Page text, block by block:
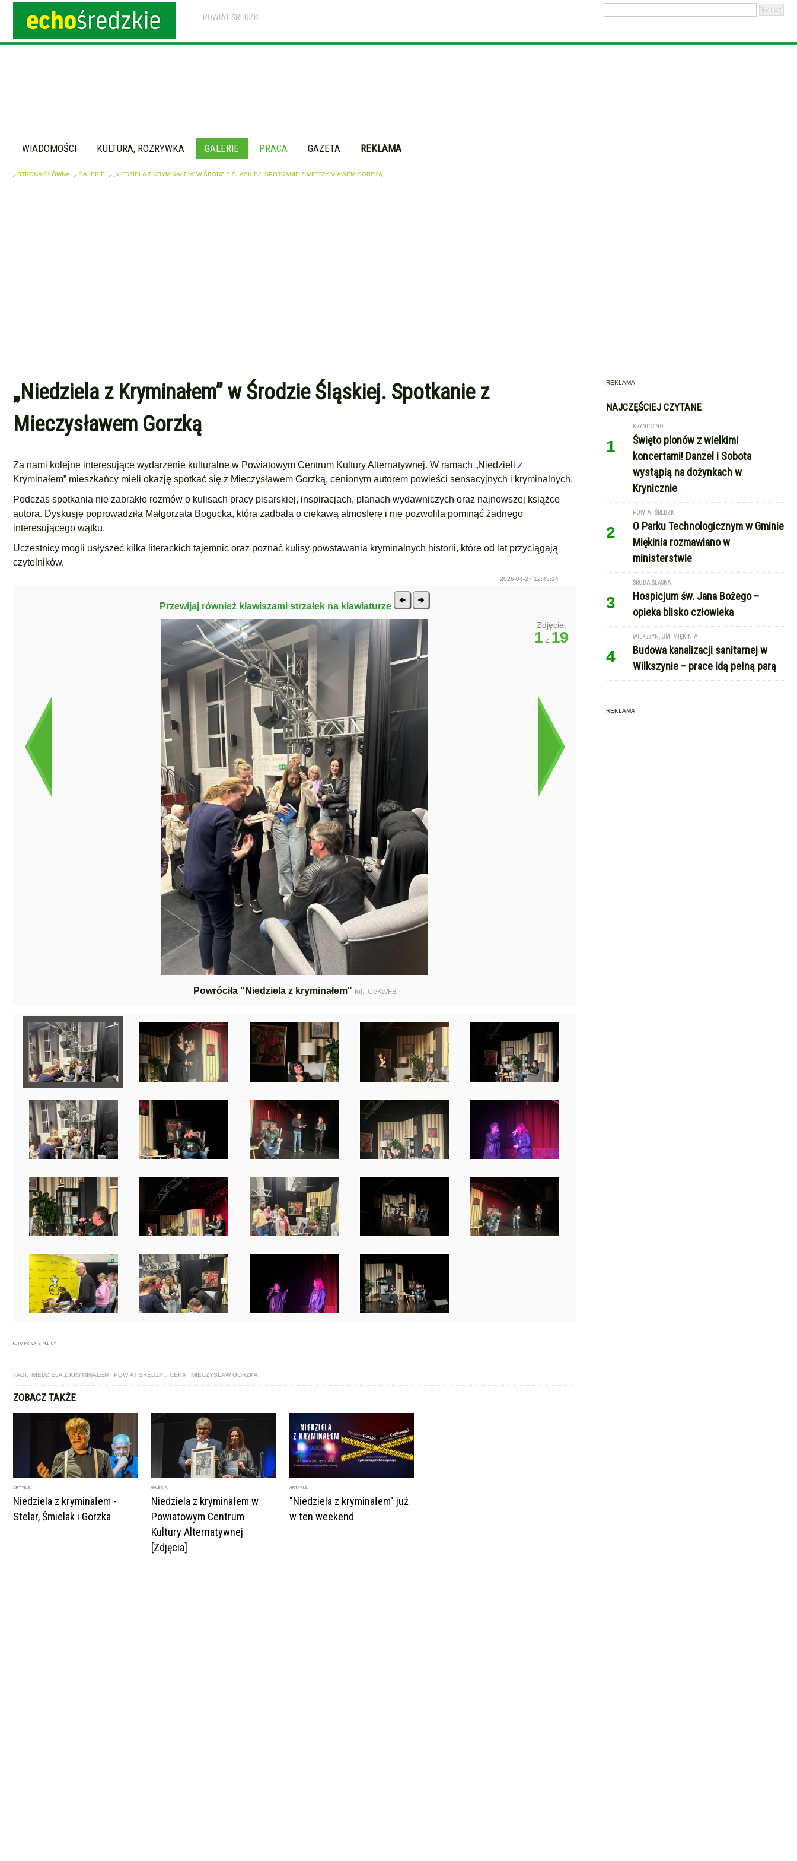
POWIAT ŚREDZKI
WIADOMOŚCI KULTURA, ROZRYWKA GALERIE PRACA GAZETA REKLAMA
STRONA GŁÓWNA GALERIE „NIEDZIELA Z KRYMINAŁEM” W ŚRODZIE ŚLĄSKIEJ. SPOTKANIE Z MIECZYSŁAWEM GORZKĄ
„Niedziela z Kryminałem” w Środzie Śląskiej. Spotkanie z
Mieczysławem Gorzką
Za nami kolejne interesujące wydarzenie kulturalne w Powiatowym Centrum Kultury Alternatywnej. W ramach „Niedzieli z
Kryminałem” mieszkańcy mieli okazję spotkać się z Mieczysławem Gorzką, cenionym autorem powieści sensacyjnych i kryminalnych.
Podczas spotkania nie zabrakło rozmów o kulisach pracy pisarskiej, inspiracjach, planach wydawniczych oraz najnowszej książce
autora. Dyskusję poprowadziła Małgorzata Bogucka, która zadbała o ciekawą atmosferę i nie pozwoliła pominąć żadnego
interesującego wątku.
Uczestnicy mogli usłyszeć kilka literackich tajemnic oraz poznać kulisy powstawania kryminalnych historii, które od lat przyciągają
czytelników.
2026-04-27 12:43:14
Przewijaj również klawiszami strzałek na klawiaturze
Powróciła "Niedziela z kryminałem" fot.: CeKa/FB
Zdjęcie:
1 z 19
FOTO_PRIVATE_POLICY
TAGI: NIEDZIELA Z KRYMINAŁEM POWIAT ŚREDZKI CEKA MIECZYSŁAW GORZKA
ZOBACZ TAKŻE
ARTYKUŁ
Niedziela z kryminałem -
Stelar, Śmielak i Gorzka
GALERIA
Niedziela z kryminałem w
Powiatowym Centrum
Kultury Alternatywnej
[Zdjęcia]
ARTYKUŁ
"Niedziela z kryminałem" już
w ten weekend
REKLAMA
NAJCZĘŚCIEJ CZYTANE
1
KRYNICZNO
Święto plonów z wielkimi
koncertami! Danzel i Sobota
wystąpią na dożynkach w
Krynicznie
2
POWIAT ŚREDZKI
O Parku Technologicznym w Gminie
Miękinia rozmawiano w
ministerstwie
3
ŚRODA ŚLĄSKA
Hospicjum św. Jana Bożego –
opieka blisko człowieka
4
WILKSZYN, GM. MIĘKINIA
Budowa kanalizacji sanitarnej w
Wilkszynie – prace idą pełną parą
REKLAMA